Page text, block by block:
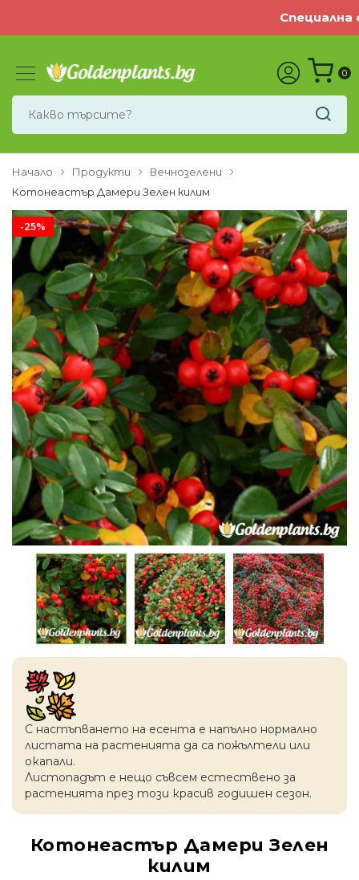
Специална
0
Начало Продукти
Вечнозелени
Котонеастър Дамери Зелен килим
-25%
С настъпването на есентa е напълно нормално
листата на растенията да са пожълтели или
окапaли.
Листопадът е нещо съвсем естествено за
растенията през този красив годишен сезон.
Котонеастър Дамери Зелен
килим